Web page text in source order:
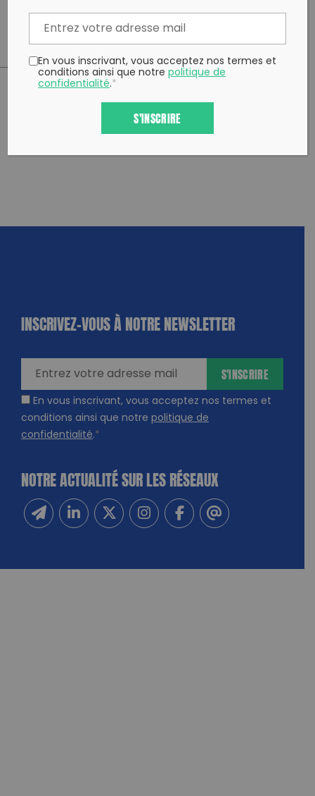
On est très chaud, et toi ?
PARTAGER CET ARTICLE:
Copy to clipboard
INSCRIVEZ-VOUS À NOTRE NEWSLETTER
En vous inscrivant, vous acceptez nos termes et
conditions ainsi que notre politique de
confidentialité.*
S'INSCRIRE
NOTRE ACTUALITÉ SUR LES RÉSEAUX
En vous inscrivant, vous acceptez nos termes et
conditions ainsi que notrepolitique de
confidentialité.*
S'INSCRIRE